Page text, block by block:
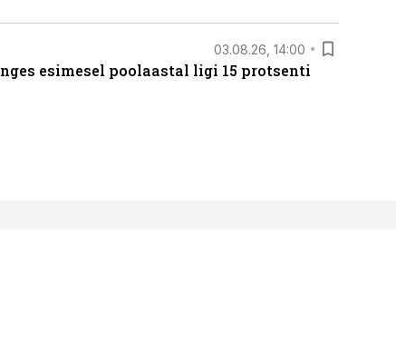
03.08.26, 14:00
esimesel poolaastal ligi 15 protsenti